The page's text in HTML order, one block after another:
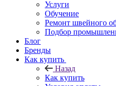
Услуги
Обучение
Ремонт швейного
Подбор
Блог
Бренды
Как купить
Назад
Как купить